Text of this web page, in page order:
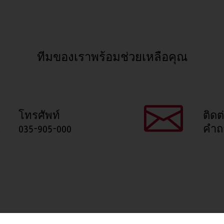
ทีมของเราพร้อมช่วยเหลือคุณ
โทรศัพท์
035-905-000
ติด
คำ